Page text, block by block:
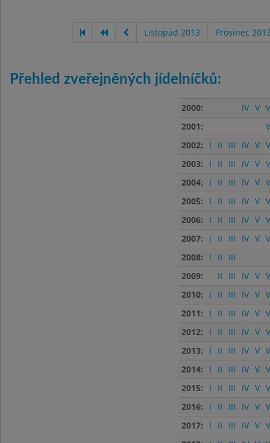
Listopad 2013 Prosinec
Přehled zveřejněných jídelníčků:
2000: IV V
2001:
2002:
I II III IV V
2003:
I II III IV V
2004:
I II III IV V
2005:
I II III IV V
2006:
I II III IV V
2007:
I II III IV V
2008:
I II
III
2009:
II III IV V
2010:
I II III IV V
2011:
I II III IV V
2012:
I II III IV V
2013:
I II III IV V
2014:
I II III IV V
2015:
I II III IV V
2016:
I II III IV V
2017:
I II III IV V